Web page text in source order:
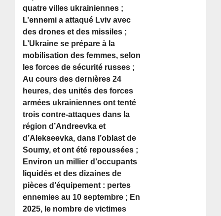
quatre villes ukrainiennes ;
L’ennemi a attaqué Lviv avec
des drones et des missiles ;
L’Ukraine se prépare à la
mobilisation des femmes, selon
les forces de sécurité russes ;
Au cours des dernières 24
heures, des unités des forces
armées ukrainiennes ont tenté
trois contre-attaques dans la
région d’Andreevka et
d’Alekseevka, dans l’oblast de
Soumy, et ont été repoussées ;
Environ un millier d’occupants
liquidés et des dizaines de
pièces d’équipement : pertes
ennemies au 10 septembre ; En
2025, le nombre de victimes